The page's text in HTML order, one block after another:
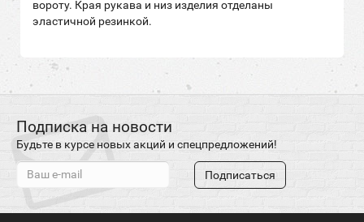
вороту. Края рукава и низ изделия отделаны
эластичной резинкой.
Подписка на новости
Будьте в курсе новых акций и спецпредложений!
Подписаться